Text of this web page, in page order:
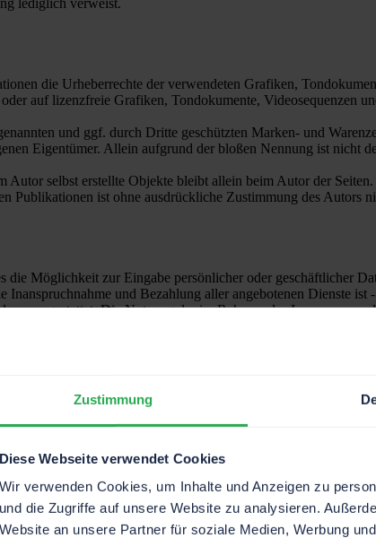
Zustimmung
Diese Webseite verwendet Cookies
Wir verwenden Cookies, um Inhalte und Anzeigen zu
und die Zugriffe auf unsere Website zu analysieren.
Website an unsere Partner für soziale Medien, Werbung
die Urheberrechte der verwendeten Grafiken,
auf lizenzfreie Grafiken, Tondokumente, Videosequenzen
und ggf. durch Dritte geschützten Marken- und
Eigentümer. Allein aufgrund der bloßen Nennung ist nicht
selbst erstellte Objekte bleibt allein beim Autor der
Publikationen ist ohne ausdrückliche Zustimmung des Autors
die Möglichkeit zur Eingabe persönlicher oder geschäftlicher
und Bezahlung aller angebotenen Dienste
gestattet. Die Nutzung der im Rahmen des
von nicht ausdrücklich angeforderten
Internetangebotes zu betrachten, von dem aus auf diese
sollten, bleiben die übrigen Teile des Dokumentes in